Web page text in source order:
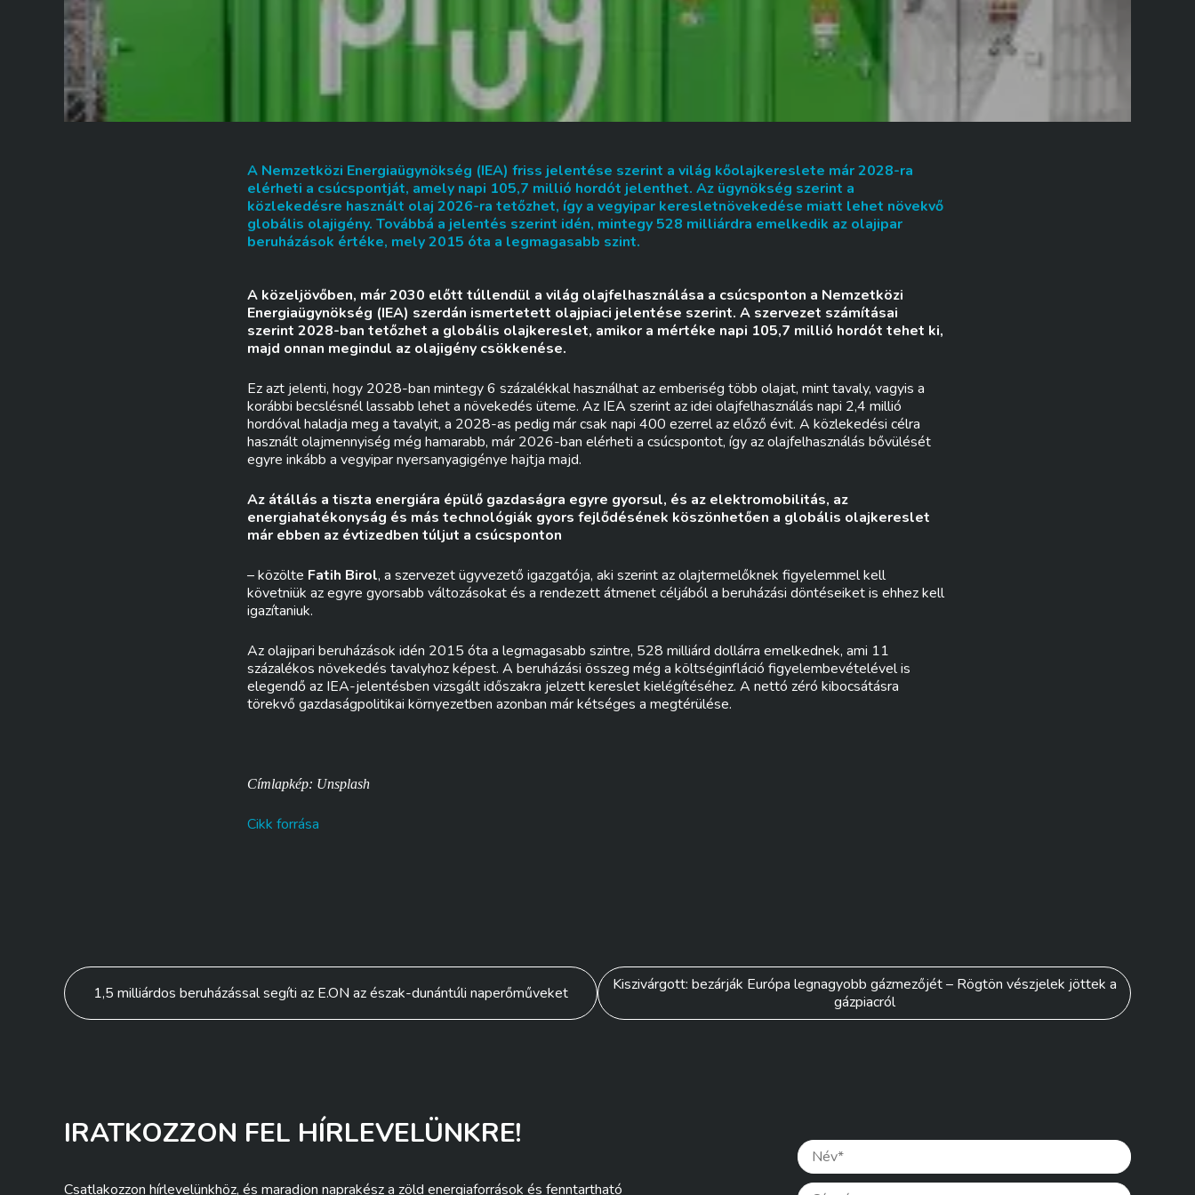
A Nemzetközi Energiaügynökség (IEA) friss jelentése szerint a világ kőolajkereslete már 2028-ra
elérheti a csúcspontját, amely napi 105,7 millió hordót jelenthet. Az ügynökség szerint a
közlekedésre használt olaj 2026-ra tetőzhet, így a vegyipar keresletnövekedése miatt lehet növekvő
globális olajigény. Továbbá a jelentés szerint idén, mintegy 528 milliárdra emelkedik az olajipar
beruházások értéke, mely 2015 óta a legmagasabb szint.
A közeljövőben, már 2030 előtt túllendül a világ olajfelhasználása a csúcsponton a Nemzetközi
Energiaügynökség (IEA) szerdán ismertetett olajpiaci jelentése szerint. A szervezet számításai
szerint 2028-ban tetőzhet a globális olajkereslet, amikor a mértéke napi 105,7 millió hordót tehet ki,
majd onnan megindul az olajigény csökkenése.
Ez azt jelenti, hogy 2028-ban mintegy 6 százalékkal használhat az emberiség több olajat, mint tavaly, vagyis a
korábbi becslésnél lassabb lehet a növekedés üteme. Az IEA szerint az idei olajfelhasználás napi 2,4 millió
hordóval haladja meg a tavalyit, a 2028-as pedig már csak napi 400 ezerrel az előző évit. A közlekedési célra
használt olajmennyiség még hamarabb, már 2026-ban elérheti a csúcspontot, így az olajfelhasználás bővülését
egyre inkább a vegyipar nyersanyagigénye hajtja majd.
Az átállás a tiszta energiára épülő gazdaságra egyre gyorsul, és az elektromobilitás, az
energiahatékonyság és más technológiák gyors fejlődésének köszönhetően a globális olajkereslet
már ebben az évtizedben túljut a csúcsponton
– közölte Fatih Birol, a szervezet ügyvezető igazgatója, aki szerint az olajtermelőknek figyelemmel kell
követniük az egyre gyorsabb változásokat és a rendezett átmenet céljából a beruházási döntéseiket is ehhez kell
igazítaniuk.
Az olajipari beruházások idén 2015 óta a legmagasabb szintre, 528 milliárd dollárra emelkednek, ami 11
százalékos növekedés tavalyhoz képest. A beruházási összeg még a költséginfláció figyelembevételével is
elegendő az IEA-jelentésben vizsgált időszakra jelzett kereslet kielégítéséhez. A nettó zéró kibocsátásra
törekvő gazdaságpolitikai környezetben azonban már kétséges a megtérülése.
Címlapkép: Unsplash
Cikk forrása
Bejegyzés
navigáció
1,5 milliárdos beruházással segíti az E.ON az észak-dunántúli naperőműveket
Kiszivárgott: bezárják Európa legnagyobb gázmezőjét – Rögtön vészjelek jöttek a
gázpiacról
IRATKOZZON FEL HÍRLEVELÜNKRE!
Csatlakozzon hírlevelünkhöz, és maradjon naprakész a zöld energiaforrások és fenntartható